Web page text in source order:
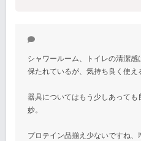
シャワールーム、トイレの清潔感
保たれているが、気持ち良く使え
器具についてはもう少しあって
妙。
プロテイン品揃え少ないですね